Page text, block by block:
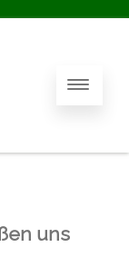
uns